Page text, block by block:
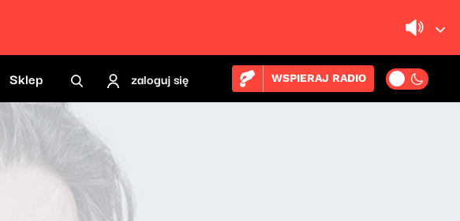
Sklep zaloguj się WSPIERAJ RADIO